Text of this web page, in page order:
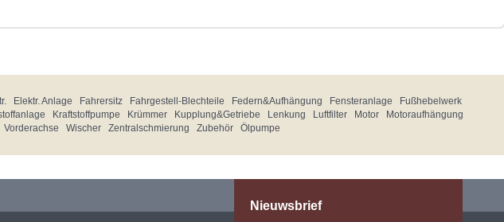
Elektr. Anlage Fahrersitz Fahrgestell-Blechteile Federn&Aufhängung Fensteranlage
Fußhebelwerk
Kraftstoffpumpe Krümmer Kupplung&Getriebe Lenkung Luftfilter Motor
Motoraufhängung
Vorderachse Wischer Zentralschmierung Zubehör Ölpumpe
Nieuwsbrief